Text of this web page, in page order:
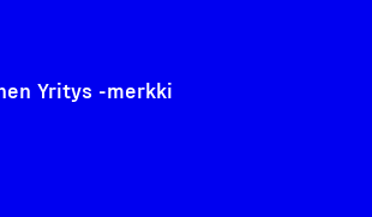
Yritys -merkki